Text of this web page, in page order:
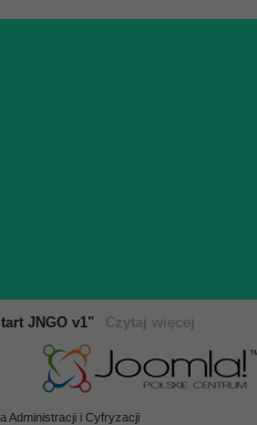
JNGO v1" Czytaj więcej
Administracji i Cyfryzacji